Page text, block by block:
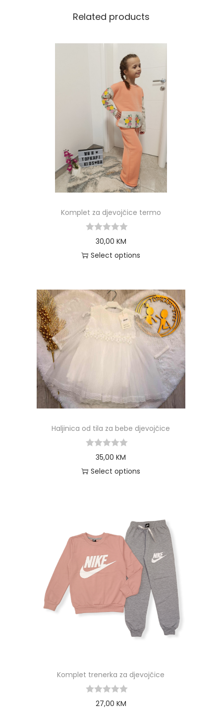
Related products
Komplet za djevojčice termo
30,00 KM
Select options
Haljinica od tila za bebe djevojčice
35,00KM
Select options
Komplet trenerka za djevojčice
27,00 KM